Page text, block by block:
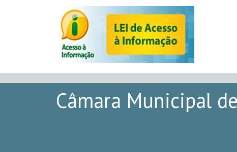
Câmara Municipal